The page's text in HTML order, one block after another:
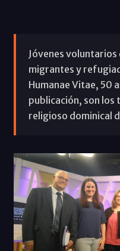
Jóvenes
migrantes y
Humanae Vitae, 50
publicación, son los
religioso dominical